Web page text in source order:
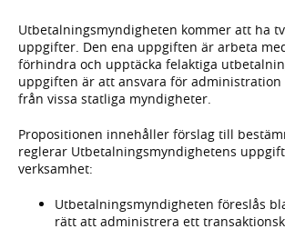
Utbetalningsmyndigheten kommer att ha
uppgifter. Den ena uppgiften är arbeta
förhindra och upptäcka felaktiga
uppgiften är att ansvara för
från vissa statliga myndigheter.
Propositionen innehåller förslag till
reglerar Utbetalningsmyndighetens
verksamhet:
Utbetalningsmyndigheten föreslås
rätt att administrera ett